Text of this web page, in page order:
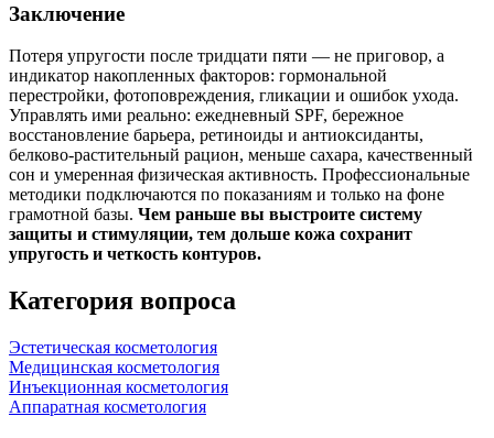
Заключение
Потеря упругости после тридцати пяти — не приговор, а
индикатор накопленных факторов: гормональной
перестройки, фотоповреждения, гликации и ошибок ухода.
Управлять ими реально: ежедневный SPF, бережное
восстановление барьера, ретиноиды и антиоксиданты,
белково‑растительный рацион, меньше сахара, качественный
сон и умеренная физическая активность. Профессиональные
методики подключаются по показаниям и только на фоне
грамотной базы. Чем раньше вы выстроите систему
защиты и стимуляции, тем дольше кожа сохранит
упругость и четкость контуров.
Категория вопроса
Эстетическая косметология
Медицинская косметология
Инъекционная косметология
Аппаратная косметология